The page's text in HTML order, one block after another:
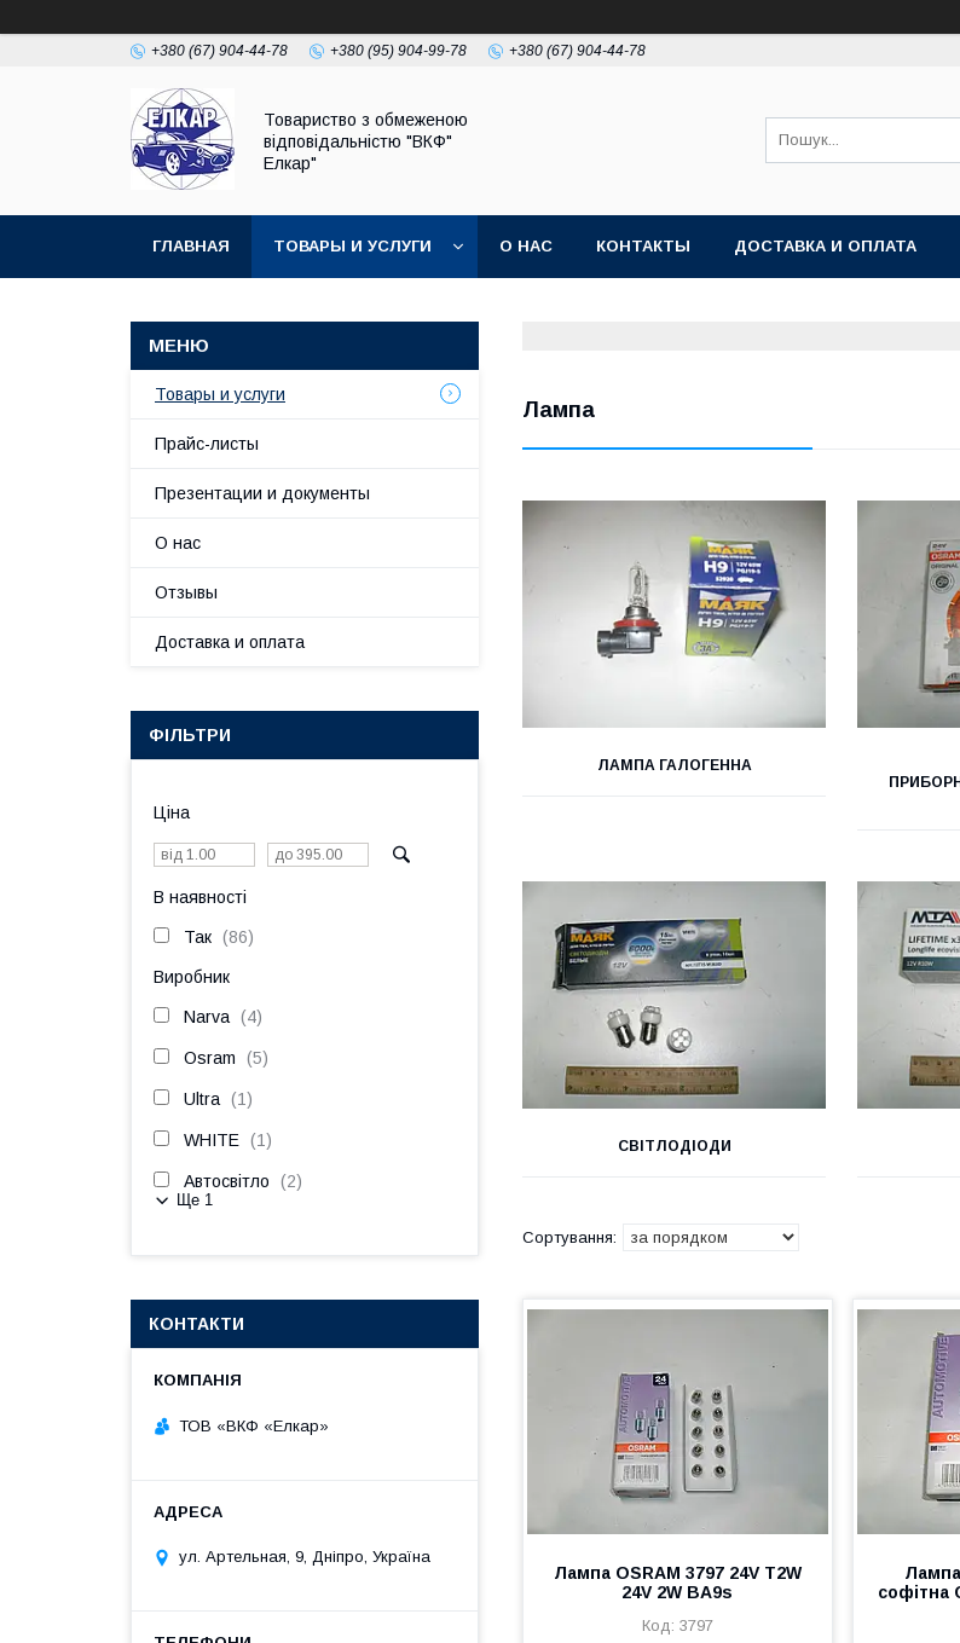
+380 (67) 904-44-78 +380 (95) 904-99-78 +380 (67) 904-44-78
Товариство з обмеженою
відповідальністю "ВКФ"
Елкар"
ГЛАВНАЯ ТОВАРЫ И УСЛУГИ О НАС КОНТАКТЫ ДОСТАВКА И ОПЛАТА
Лампа
ЛАМПА ГАЛОГЕННА
СВІТЛОДІОДИ
Лампа OSRAM 3797 24V T2W
24V 2W BA9s
3797
Лампа
софітна
Товары и услуги
Прайс-листы
Презентации и документы
О нас
Отзывы
Доставка и оплата
ФІЛЬТРИ
Ціна
В наявності
Так 86
Виробник
Narva 4
Osram 5
Ultra 1
WHITE 1
Автосвітло 2
Ще 1
КОНТАКТИ
ТОВ «ВКФ «Елкар»
ул. Артельная, 9, Дніпро, Україна